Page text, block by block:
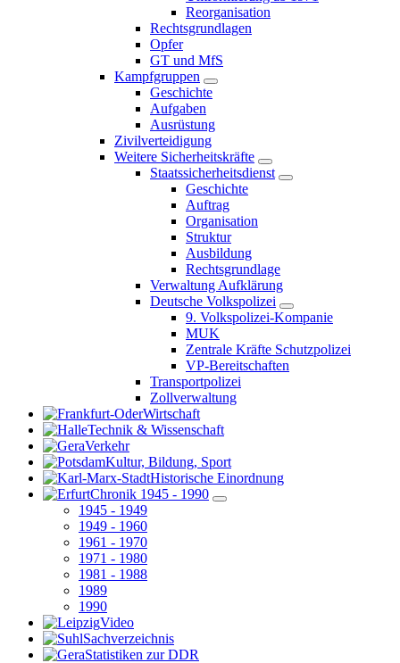
Reorganisation
Rechtsgrundlagen
Opfer
GT und MfS
Kampfgruppen
Geschichte
Aufgaben
Ausrüstung
Zivilverteidigung
Weitere Sicherheitskräfte
Staatssicherheitsdienst
Geschichte
Auftrag
Organisation
Struktur
Ausbildung
Rechtsgrundlage
Verwaltung Aufklärung
Deutsche Volkspolizei
9. Volkspolizei-Kompanie
MUK
Zentrale Kräfte Schutzpolizei
VP-Bereitschaften
Transportpolizei
Zollverwaltung
Wirtschaft
Technik & Wissenschaft
Verkehr
Kultur, Bildung, Sport
Historische Einordnung
Chronik 1945 - 1990
1945 - 1949
1949 - 1960
1961 - 1970
1971 - 1980
1981 - 1988
1989
1990
Video
Sachverzeichnis
Statistiken zur DDR